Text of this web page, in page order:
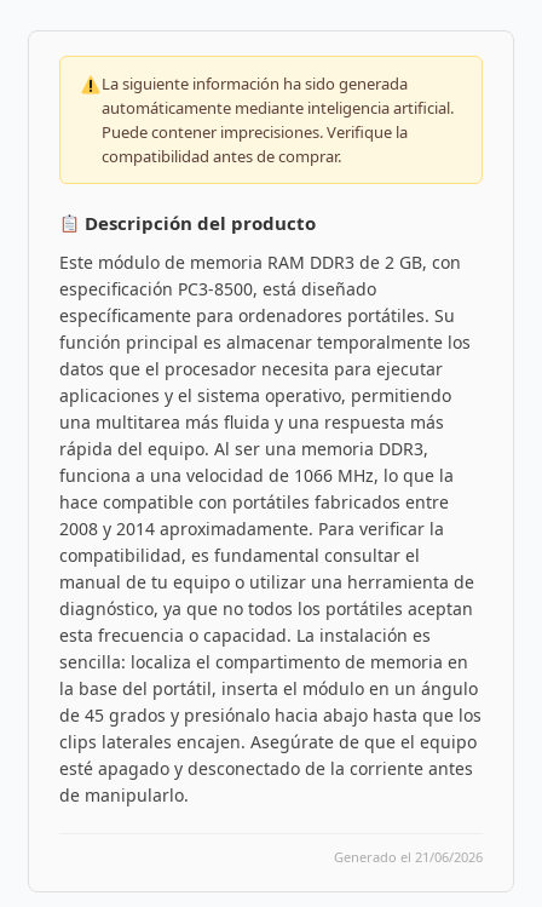
La siguiente información ha sido generada
automáticamente mediante inteligencia artificial.
Puede contener imprecisiones. Verifique la
compatibilidad antes de comprar.
Descripción del producto
Este módulo de memoria RAM DDR3 de 2 GB, con
especificación PC3-8500, está diseñado
específicamente para ordenadores portátiles. Su
función principal es almacenar temporalmente los
datos que el procesador necesita para ejecutar
aplicaciones y el sistema operativo, permitiendo
una multitarea más fluida y una respuesta más
rápida del equipo. Al ser una memoria DDR3,
funciona a una velocidad de 1066 MHz, lo que la
hace compatible con portátiles fabricados entre
2008 y 2014 aproximadamente. Para verificar la
compatibilidad, es fundamental consultar el
manual de tu equipo o utilizar una herramienta de
diagnóstico, ya que no todos los portátiles aceptan
esta frecuencia o capacidad. La instalación es
sencilla: localiza el compartimento de memoria en
la base del portátil, inserta el módulo en un ángulo
de 45 grados y presiónalo hacia abajo hasta que los
clips laterales encajen. Asegúrate de que el equipo
esté apagado y desconectado de la corriente antes
de manipularlo.
Generado el 21/06/2026